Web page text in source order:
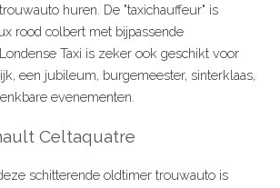
huren. De "taxichauffeur" is
rood colbert met bijpassende
Taxi is zeker ook geschikt voor
een jubileum, burgemeester, sinterklaas,
evenementen.
Celtaquatre
schitterende oldtimer trouwauto is